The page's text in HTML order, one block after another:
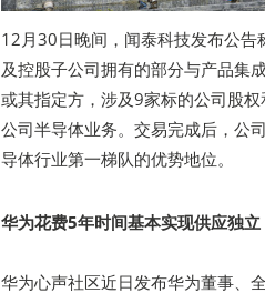
12月30日晚间，闻泰科技发布公告
及控股子公司拥有的部分与产品集
或其指定方，涉及9家标的公司股
公司半导体业务。交易完成后，公
导体行业第一梯队的优势地位。
华为花费5年时间基本实现供应独立
华为心声社区近日发布华为董事、